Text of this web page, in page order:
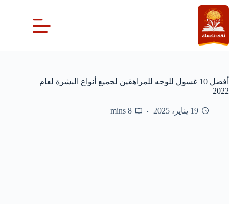
التجاوز
إلى
المحتوى
أفضل 10 غسول للوجه للمراهقين لجميع أنواع البشرة لعام
2022
19 يناير، 2025 8 mins